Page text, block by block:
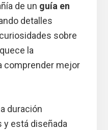
de un guía en
detalles
sobre
la
comprender mejor
duración
y está diseñada